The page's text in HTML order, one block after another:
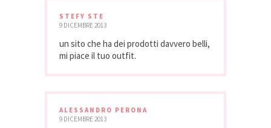
STEFY STE
9 DICEMBRE 2013
un sito che ha dei prodotti davvero belli,
mi piace il tuo outfit.
ALESSANDRO PERONA
9 DICEMBRE 2013